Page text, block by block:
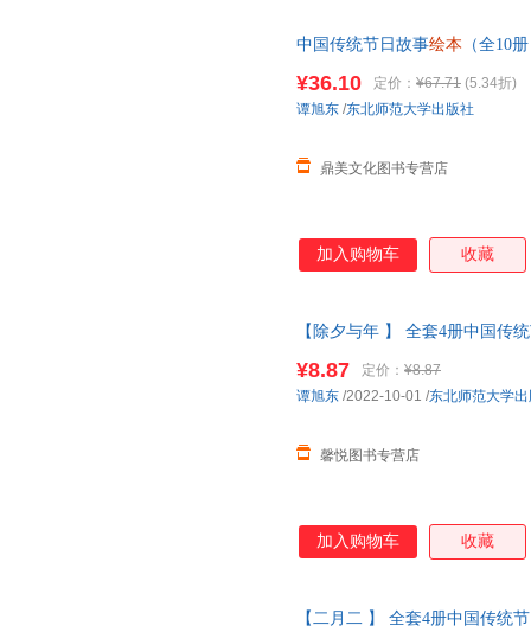
中国传统节日故事绘本 （全10
¥36.10 定价： ¥67.71 (5.34折)
鼎美文化图书专营店
谭旭东 /东北师范大学出版社
加入购物车 收藏
【除夕与年 】 全套4册中国传
线当当客服
¥8.87 定价： ¥8.87
馨悦图书专营店
谭旭东 /2022-10-01 /东北师范大学
加入购物车 收藏
【二月二 】 全套4册中国传统